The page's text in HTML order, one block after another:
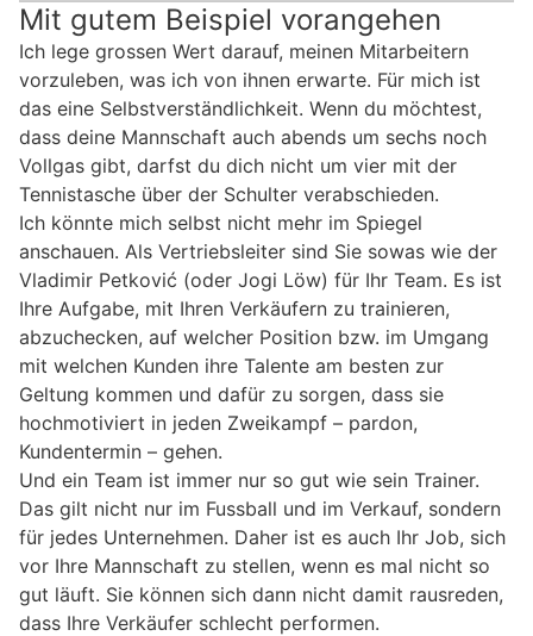
Mit gutem Beispiel vorangehen
Ich lege grossen Wert darauf, meinen Mitarbeitern
vorzuleben, was ich von ihnen erwarte. Für mich ist
das eine Selbstverständlichkeit. Wenn du möchtest,
dass deine Mannschaft auch abends um sechs noch
Vollgas gibt, darfst du dich nicht um vier mit der
Tennistasche über der Schulter verabschieden.
Ich könnte mich selbst nicht mehr im Spiegel
anschauen. Als Vertriebsleiter sind Sie sowas wie der
Vladimir Petković (oder Jogi Löw) für Ihr Team. Es ist
Ihre Aufgabe, mit Ihren Verkäufern zu trainieren,
abzuchecken, auf welcher Position bzw. im Umgang
mit welchen Kunden ihre Talente am besten zur
Geltung kommen und dafür zu sorgen, dass sie
hochmotiviert in jeden Zweikampf – pardon,
Kundentermin – gehen.
Und ein Team ist immer nur so gut wie sein Trainer.
Das gilt nicht nur im Fussball und im Verkauf, sondern
für jedes Unternehmen. Daher ist es auch Ihr Job, sich
vor Ihre Mannschaft zu stellen, wenn es mal nicht so
gut läuft. Sie können sich dann nicht damit rausreden,
dass Ihre Verkäufer schlecht performen.